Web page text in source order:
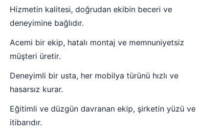
Hizmetin kalitesi, doğrudan ekibin beceri ve
deneyimine bağlıdır.
Acemi bir ekip, hatalı montaj ve memnuniyetsiz
müşteri üretir.
Deneyimli bir usta, her mobilya türünü hızlı ve
hasarsız kurar.
Eğitimli ve düzgün davranan ekip, şirketin yüzü ve
itibarıdır.